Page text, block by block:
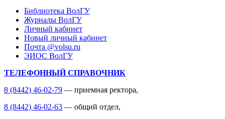
Библиотека ВолГУ
Журналы ВолГУ
Личный кабинет
Новый личный кабинет
Почта @volsu.ru
ЭИОС ВолГУ
ТЕЛЕФОННЫЙ СПРАВОЧНИК
8 (8442) 46-02-79 — приемная ректора,
8 (8442) 46-02-63 — общий отдел,